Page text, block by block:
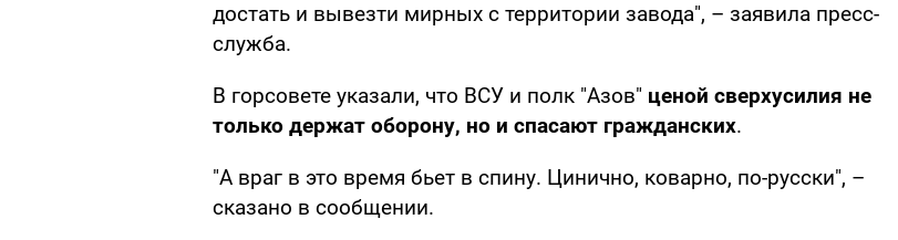
достать и вывезти мирных с территории завода", – заявила пресс-
служба.
В горсовете указали, что ВСУ и полк "Азов" ценой сверхусилия не
только держат оборону, но и спасают гражданских.
"А враг в это время бьет в спину. Цинично, коварно, по-русски", –
сказано в сообщении.